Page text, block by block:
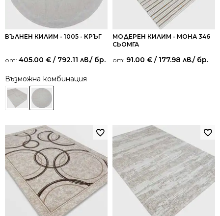
ВЪЛНЕН КИЛИМ - 1005 - КРЪГ
от: 405.00 € / 792.11 лв./ бр.
Възможна комбинация
МОДЕРЕН КИЛИМ - МОНА 346
СЬОМГА
от: 91.00 € / 177.98 лв./ бр.